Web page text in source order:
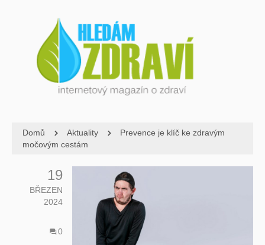
Domů Aktuality
Prevence je klíč ke zdravým
močovým cestám
19
BŘEZEN
2024
0